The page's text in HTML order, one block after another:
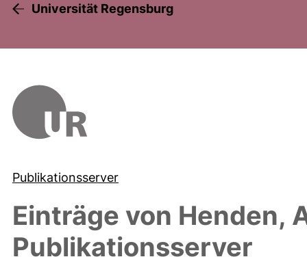
Universität Regensburg
Publikationsserver
Einträge von Henden,
Publikationsserver